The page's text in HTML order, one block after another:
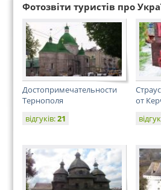
Фотозвіти туристів про
Достопримечательности
Тернополя
відгуків:21
от